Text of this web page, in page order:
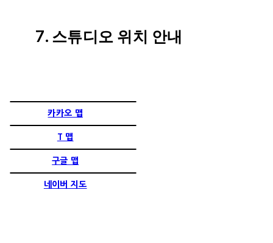
7. 스튜디오 위치 안내
카카오 맵
T 맵
구글 맵
네이버 지도